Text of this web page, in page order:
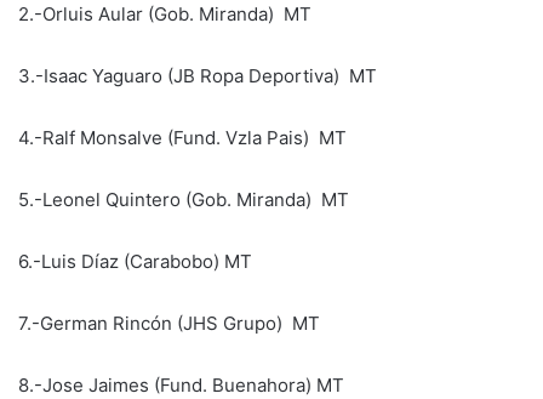
2.-Orluis Aular (Gob. Miranda) MT
3.-Isaac Yaguaro (JB Ropa Deportiva) MT
4.-Ralf Monsalve (Fund. Vzla Pais) MT
5.-Leonel Quintero (Gob. Miranda) MT
6.-Luis Díaz (Carabobo) MT
7.-German Rincón (JHS Grupo) MT
8.-Jose Jaimes (Fund. Buenahora) MT